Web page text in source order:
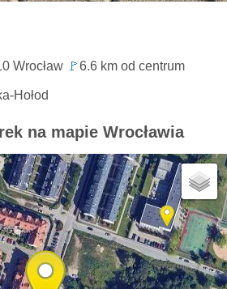
Wrocław 🚩6.6 km od centrum
Hołod
na mapie Wrocławia